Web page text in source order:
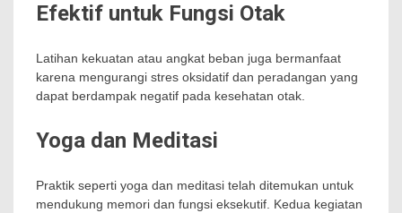
Efektif untuk Fungsi Otak
Latihan kekuatan atau angkat beban juga bermanfaat
karena mengurangi stres oksidatif dan peradangan yang
dapat berdampak negatif pada kesehatan otak.
Yoga dan Meditasi
Praktik seperti yoga dan meditasi telah ditemukan untuk
mendukung memori dan fungsi eksekutif. Kedua kegiatan